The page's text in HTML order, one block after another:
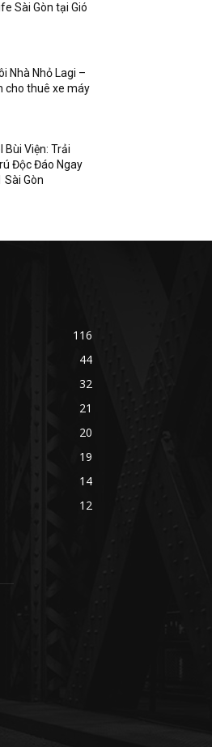
Sài Gòn tại Gió
Nhà Nhỏ Lagi –
cho thuê xe máy
Bùi Viện: Trải
Độc Đáo Ngay
Sài Gòn
116
44
32
21
20
19
14
12